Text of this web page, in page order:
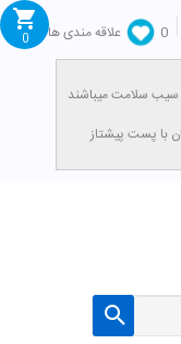
0
علاقه مندی ها
0